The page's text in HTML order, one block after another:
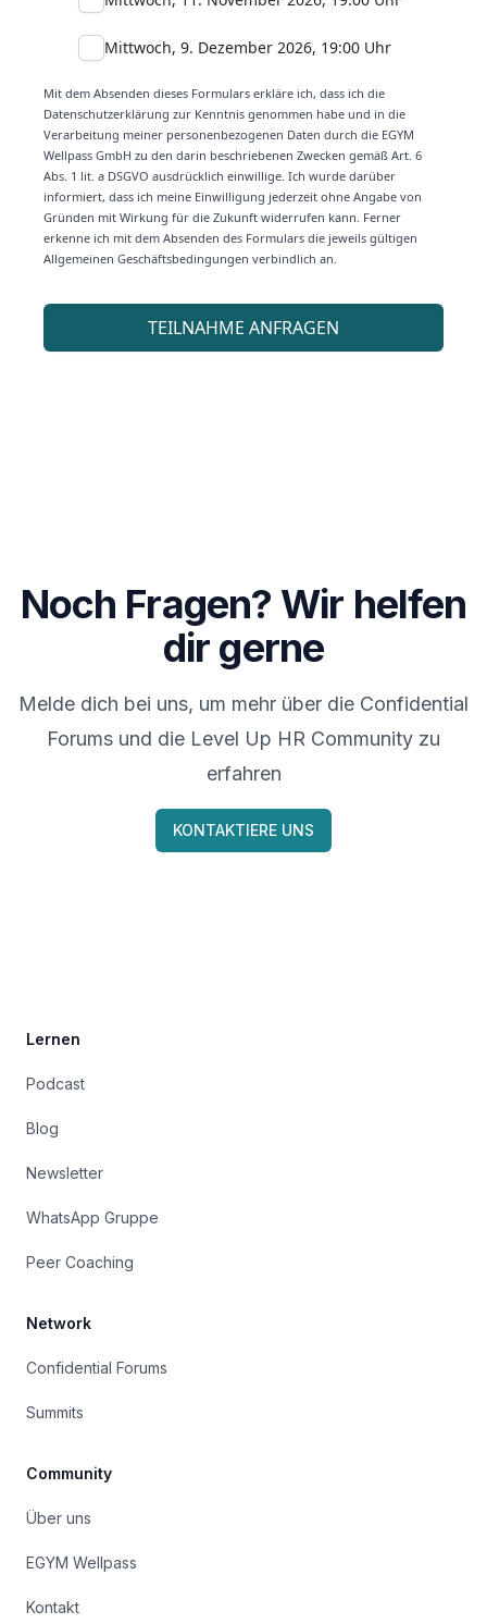
Noch Fragen? Wir helfen
dir gerne
Melde dich bei uns, um mehr über die Confidential
Forums und die Level Up HR Community zu
erfahren
KONTAKTIERE UNS
Lernen
Podcast
Blog
Newsletter
WhatsApp Gruppe
Peer Coaching
Network
Confidential Forums
Summits
Community
Über uns
EGYM Wellpass
Kontakt